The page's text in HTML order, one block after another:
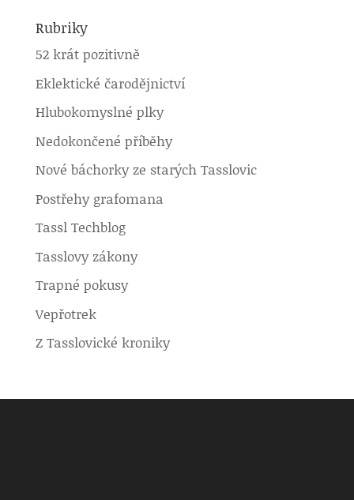
Rubriky
52 krát pozitivně
Eklektické čarodějnictví
Hlubokomyslné plky
Nedokončené příběhy
Nové báchorky ze starých Tasslovic
Postřehy grafomana
Tassl Techblog
Tasslovy zákony
Trapné pokusy
Vepřotrek
Z Tasslovické kroniky